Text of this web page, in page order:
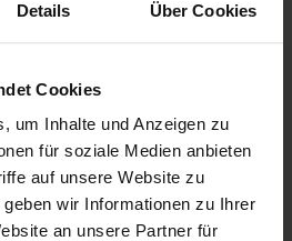
Details Über Cookies
Cookies
um Inhalte und Anzeigen zu
für soziale Medien anbieten
auf unsere Website zu
wir Informationen zu Ihrer
an unsere Partner für
in deutscher, englischer und